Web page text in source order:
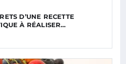
D’UNE RECETTE
À RÉALISER…